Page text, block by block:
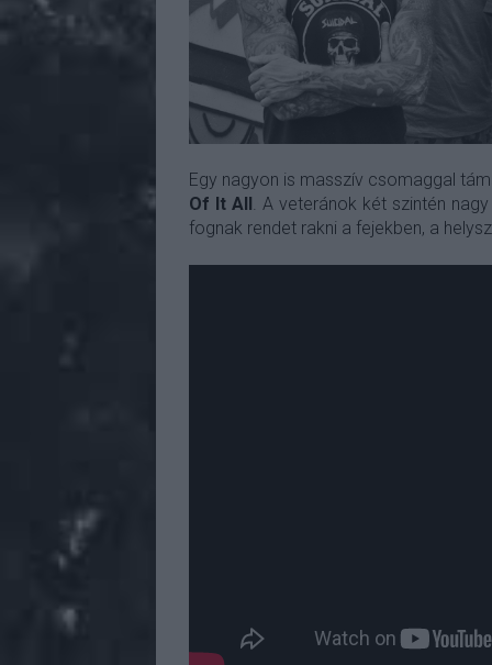
Egy nagyon is masszív csomaggal
Of It All. A veteránok két szintén nagy
fognak rendet rakni a fejekben, a